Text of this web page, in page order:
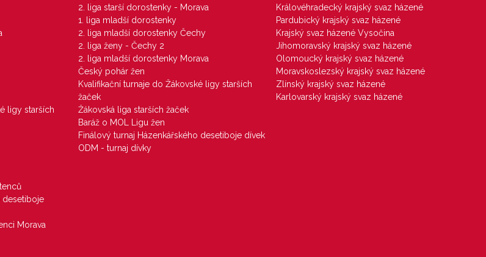
ligy starších
desetiboje
Morava
2. liga starší dorostenky - Morava
1. liga mladší dorostenky
2. liga mladší dorostenky Čechy
2. liga ženy - Čechy 2
2. liga mladší dorostenky Morava
Český pohár žen
Kvalifikační turnaje do Žákovské ligy starších
žaček
Žákovská liga starších žaček
Baráž o MOL Ligu žen
Finálový turnaj Házenkářského desetiboje dívek
ODM - turnaj dívky
Královéhradecký krajský svaz házené
Pardubický krajský svaz házené
Krajský svaz házené Vysočina
Jihomoravský krajský svaz házené
Olomoucký krajský svaz házené
Moravskoslezský krajský svaz házené
Zlínský krajský svaz házené
Karlovarský krajský svaz házené